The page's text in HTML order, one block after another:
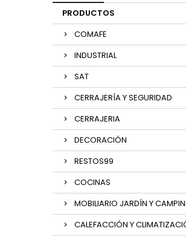
PRODUCTOS
COMAFE
INDUSTRIAL
SAT
CERRAJERÍA Y SEGURIDAD
CERRAJERIA
DECORACIÓN
RESTOS99
COCINAS
MOBILIARIO JARDÍN Y
CALEFACCIÓN Y